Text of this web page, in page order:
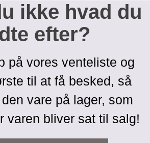
ikke hvad du
efter?
på vores venteliste og
til at få besked, så
vare på lager, som
varen bliver sat til salg!